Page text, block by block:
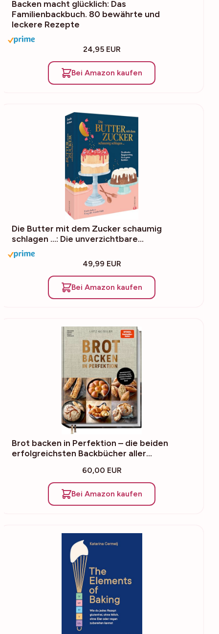
Backen macht glücklich: Das
Familienbackbuch. 80 bewährte und
leckere Rezepte
24,95 EUR
Bei Amazon kaufen
Die Butter mit dem Zucker schaumig
schlagen …: Die unverzichtbare…
49,99 EUR
Bei Amazon kaufen
Brot backen in Perfektion – die beiden
erfolgreichsten Backbücher aller…
60,00 EUR
Bei Amazon kaufen